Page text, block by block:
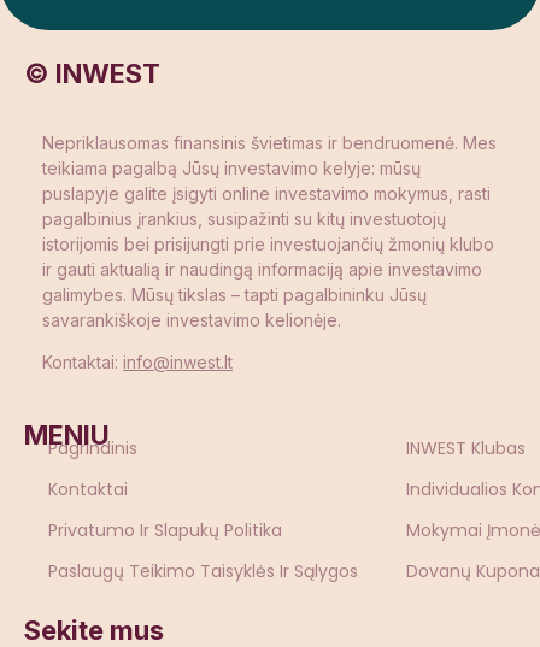
© INWEST
Nepriklausomas finansinis švietimas ir bendruomenė. Mes
teikiama pagalbą Jūsų investavimo kelyje: mūsų
puslapyje galite įsigyti online investavimo mokymus, rasti
pagalbinius įrankius, susipažinti su kitų investuotojų
istorijomis bei prisijungti prie investuojančių žmonių klubo
ir gauti aktualią ir naudingą informaciją apie investavimo
galimybes. Mūsų tikslas – tapti pagalbininku Jūsų
savarankiškoje investavimo kelionėje.
Kontaktai: info@inwest.lt
MENIU
Pagrindinis
Kontaktai
Privatumo Ir Slapukų Politika
Paslaugų Teikimo Taisyklės Ir Sąlygos
INWEST Klubas
Individualios
Mokymai
Dovanų
Sekite mus